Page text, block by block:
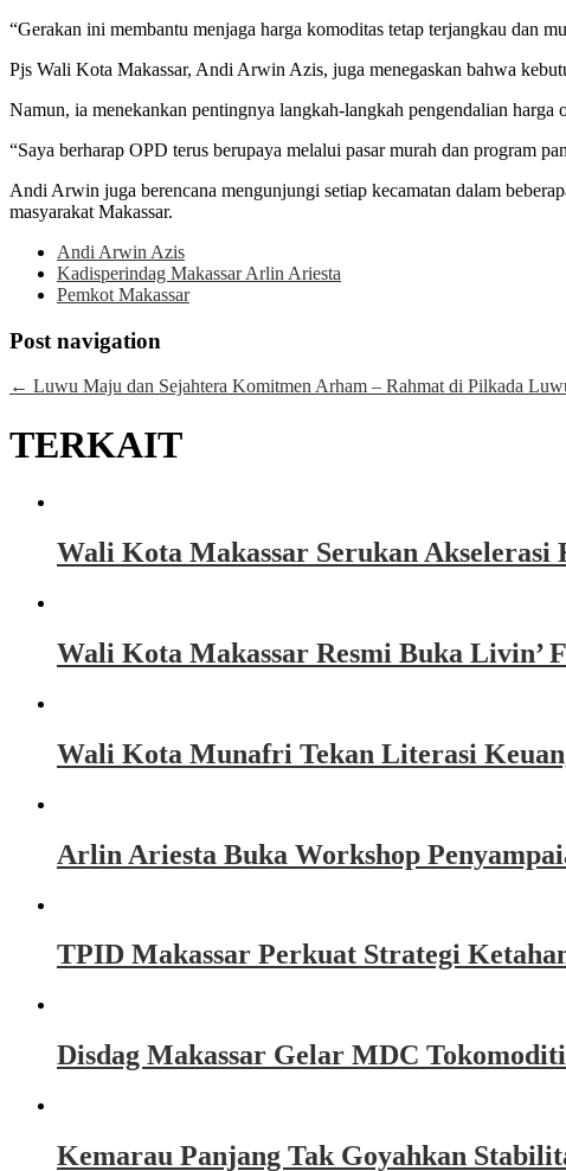
“Gerakan ini membantu menjaga harga komoditas tetap terjangkau dan
Pjs Wali Kota Makassar, Andi Arwin Azis, juga menegaskan bahwa
Namun, ia menekankan pentingnya langkah-langkah pengendalian
“Saya berharap OPD terus berupaya melalui pasar murah dan program
Andi Arwin juga berencana mengunjungi setiap kecamatan dalam
masyarakat Makassar.
Andi Arwin Azis
Kadisperindag Makassar Arlin Ariesta
Pemkot Makassar
Post navigation
← Luwu Maju dan Sejahtera Komitmen Arham – Rahmat di Pilkada
TERKAIT
Wali Kota Makassar Serukan
Wali Kota Makassar Resmi Buka Livin’
Wali Kota Munafri Tekan Literasi
Arlin Ariesta Buka Workshop
TPID Makassar Perkuat Strategi
Disdag Makassar Gelar MDC
Kemarau Panjang Tak Goyahkan